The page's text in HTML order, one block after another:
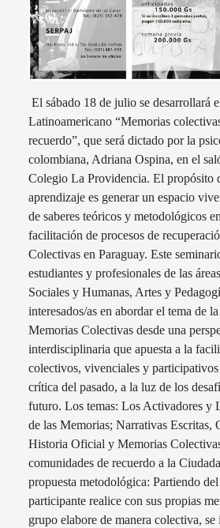
El sábado 18 de julio se desarrollará
Latinoamericano “Memorias
recuerdo”, que será dictado por la
colombiana, Adriana Ospina, en el
Colegio La Providencia. El propósito
aprendizaje es generar un espacio
de saberes teóricos y metodológicos
facilitación de procesos de
Colectivas en Paraguay. Este
estudiantes y profesionales de las
Sociales y Humanas, Artes y
interesados/as en abordar el tema de
Memorias Colectivas desde una
interdisciplinaria que apuesta a la
colectivos, vivenciales y
crítica del pasado, a la luz de los
futuro. Los temas: Los Activadores y
de las Memorias; Narrativas Escritas,
Historia Oficial y Memorias
comunidades de recuerdo a la
propuesta metodológica: Partiendo
participante realice con sus propias
grupo elabore de manera colectiva,